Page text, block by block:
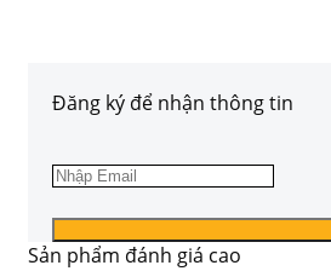
Đăng ký để nhận thông tin
Sản phẩm đánh giá cao